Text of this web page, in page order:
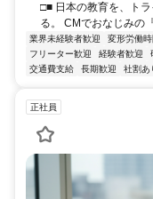
□■ 日本の教育を、ト
る。 CMでおなじみの
業界未経験者歓迎 変形労働時
フリーター歓迎
経験者歓迎
交通費支給
長期歓迎 社割あ
正社員